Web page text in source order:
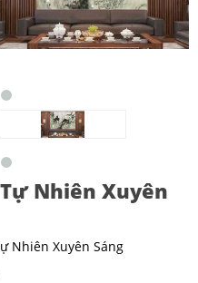
Nhiên Xuyên
Nhiên Xuyên Sáng